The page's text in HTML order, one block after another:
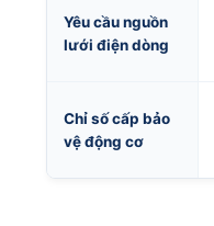
Yêu cầu nguồn
lưới điện dòng
Chỉ số cấp bảo
vệ động cơ